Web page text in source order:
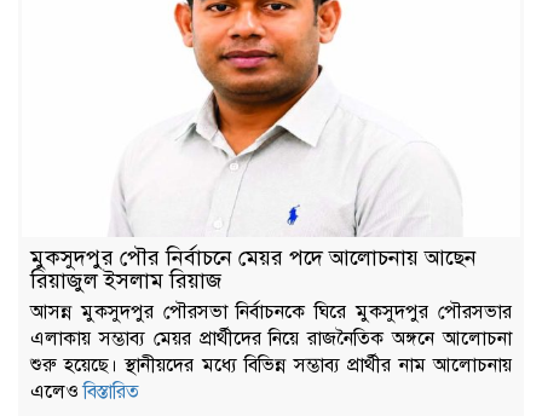
মুকসুদপুর পৌর নির্বাচনে মেয়র পদে আলোচনায় আছেন
রিয়াজুল ইসলাম রিয়াজ
আসন্ন মুকসুদপুর পৌরসভা নির্বাচনকে ঘিরে মুকসুদপুর পৌরসভার
এলাকায় সম্ভাব্য মেয়র প্রার্থীদের নিয়ে রাজনৈতিক অঙ্গনে আলোচনা
শুরু হয়েছে। স্থানীয়দের মধ্যে বিভিন্ন সম্ভাব্য প্রার্থীর নাম আলোচনায়
এলেওবিস্তারিত